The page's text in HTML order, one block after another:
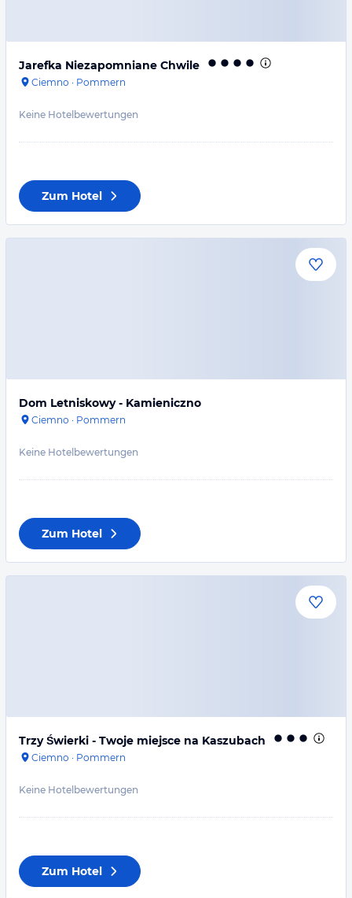
Jarefka Niezapomniane Chwile
Ciemno · Pommern
Keine Hotelbewertungen
Zum Hotel
Dom Letniskowy - Kamieniczno
Ciemno · Pommern
Keine Hotelbewertungen
Zum Hotel
Trzy Świerki - Twoje miejsce na Kaszubach
Ciemno · Pommern
Keine Hotelbewertungen
Zum Hotel